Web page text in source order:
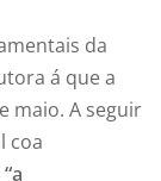
da
á que a
maio. A seguir
coa
“a